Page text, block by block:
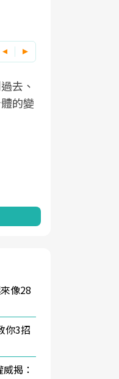
去、
的變
像28
你3招
揭：